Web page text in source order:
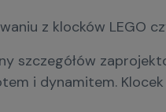
z klocków LEGO
szczegółów
i dynamitem.